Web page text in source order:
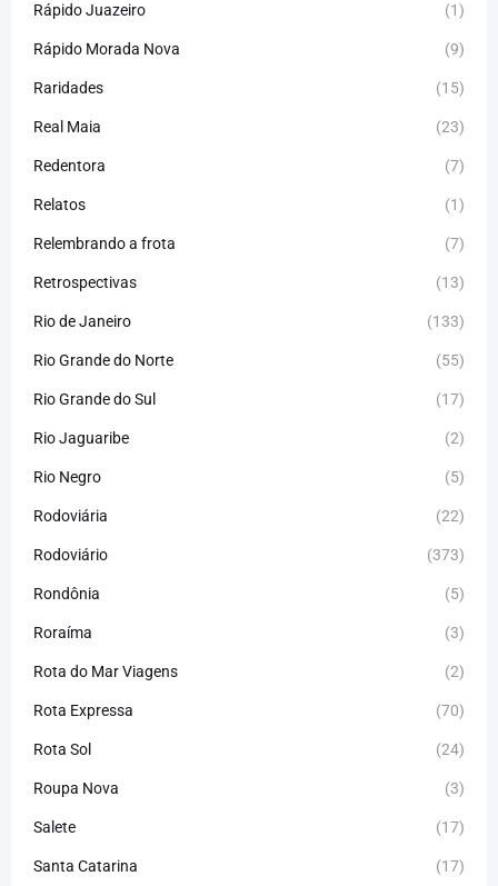
Rápido Juazeiro (1)
Rápido Morada Nova (9)
Raridades (15)
Real Maia (23)
Redentora (7)
Relatos (1)
Relembrando a frota (7)
Retrospectivas (13)
Rio de Janeiro (133)
Rio Grande do Norte (55)
Rio Grande do Sul (17)
Rio Jaguaribe (2)
Rio Negro (5)
Rodoviária (22)
Rodoviário (373)
Rondônia (5)
Roraíma (3)
Rota do Mar Viagens (2)
Rota Expressa (70)
Rota Sol (24)
Roupa Nova (3)
Salete (17)
Santa Catarina (17)